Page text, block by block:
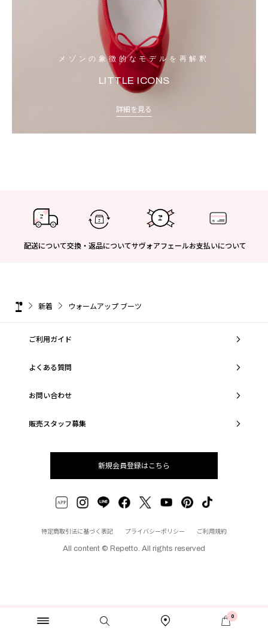
0
メゾンの象徴的なモデルを再解釈
LITTLE ICONS
詳細を見る
配送について交換・返品についてサヴォアフェールお支払いについて
新着 ウォームアップ ブーツ
ご利用ガイド
よくある質問
お問い合わせ
販売スタッフ募集
新規会員登録はこちら
特定商取引法に基づく表記 プライバシーポリシー ご利用規約
All content © Repetto. All rights reserved